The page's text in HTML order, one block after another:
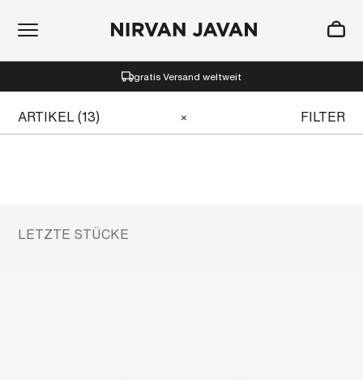
ZUM WARENKORB HINZUGEFÜGT
Oh! Ihr Warenkorb ist leer.
gratis Versand weltweit
ARTIKEL (13) × FILTER
LETZTE STÜCKE